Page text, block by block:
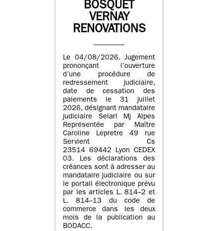
BOSQUET
VERNAY
RENOVATIONS
Le 04/08/2026. Jugement
prononçant l’ouverture
d’une procédure de
redressement judiciaire,
date de cessation des
paiements le 31 juillet
2026, désignant mandataire
judiciaire Selarl Mj Alpes
Représentée par Maître
Caroline Lepretre 49 rue
Servient Cs
23514 69442 Lyon CEDEX
03. Les déclarations des
créances sont à adresser au
mandataire judiciaire ou sur
le portail électronique prévu
par les articles L. 814–2 et
L. 814–13 du code de
commerce dans les deux
mois de la publication au
BODACC.